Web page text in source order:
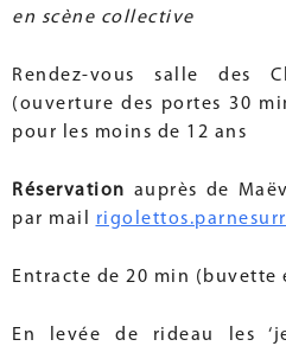
en scène collective
Rendez-vous salle des
(ouverture des portes 30
pour les moins de 12 ans
Réservation auprès de
par mail
Entracte de 20 min (buvette
En levée de rideau les